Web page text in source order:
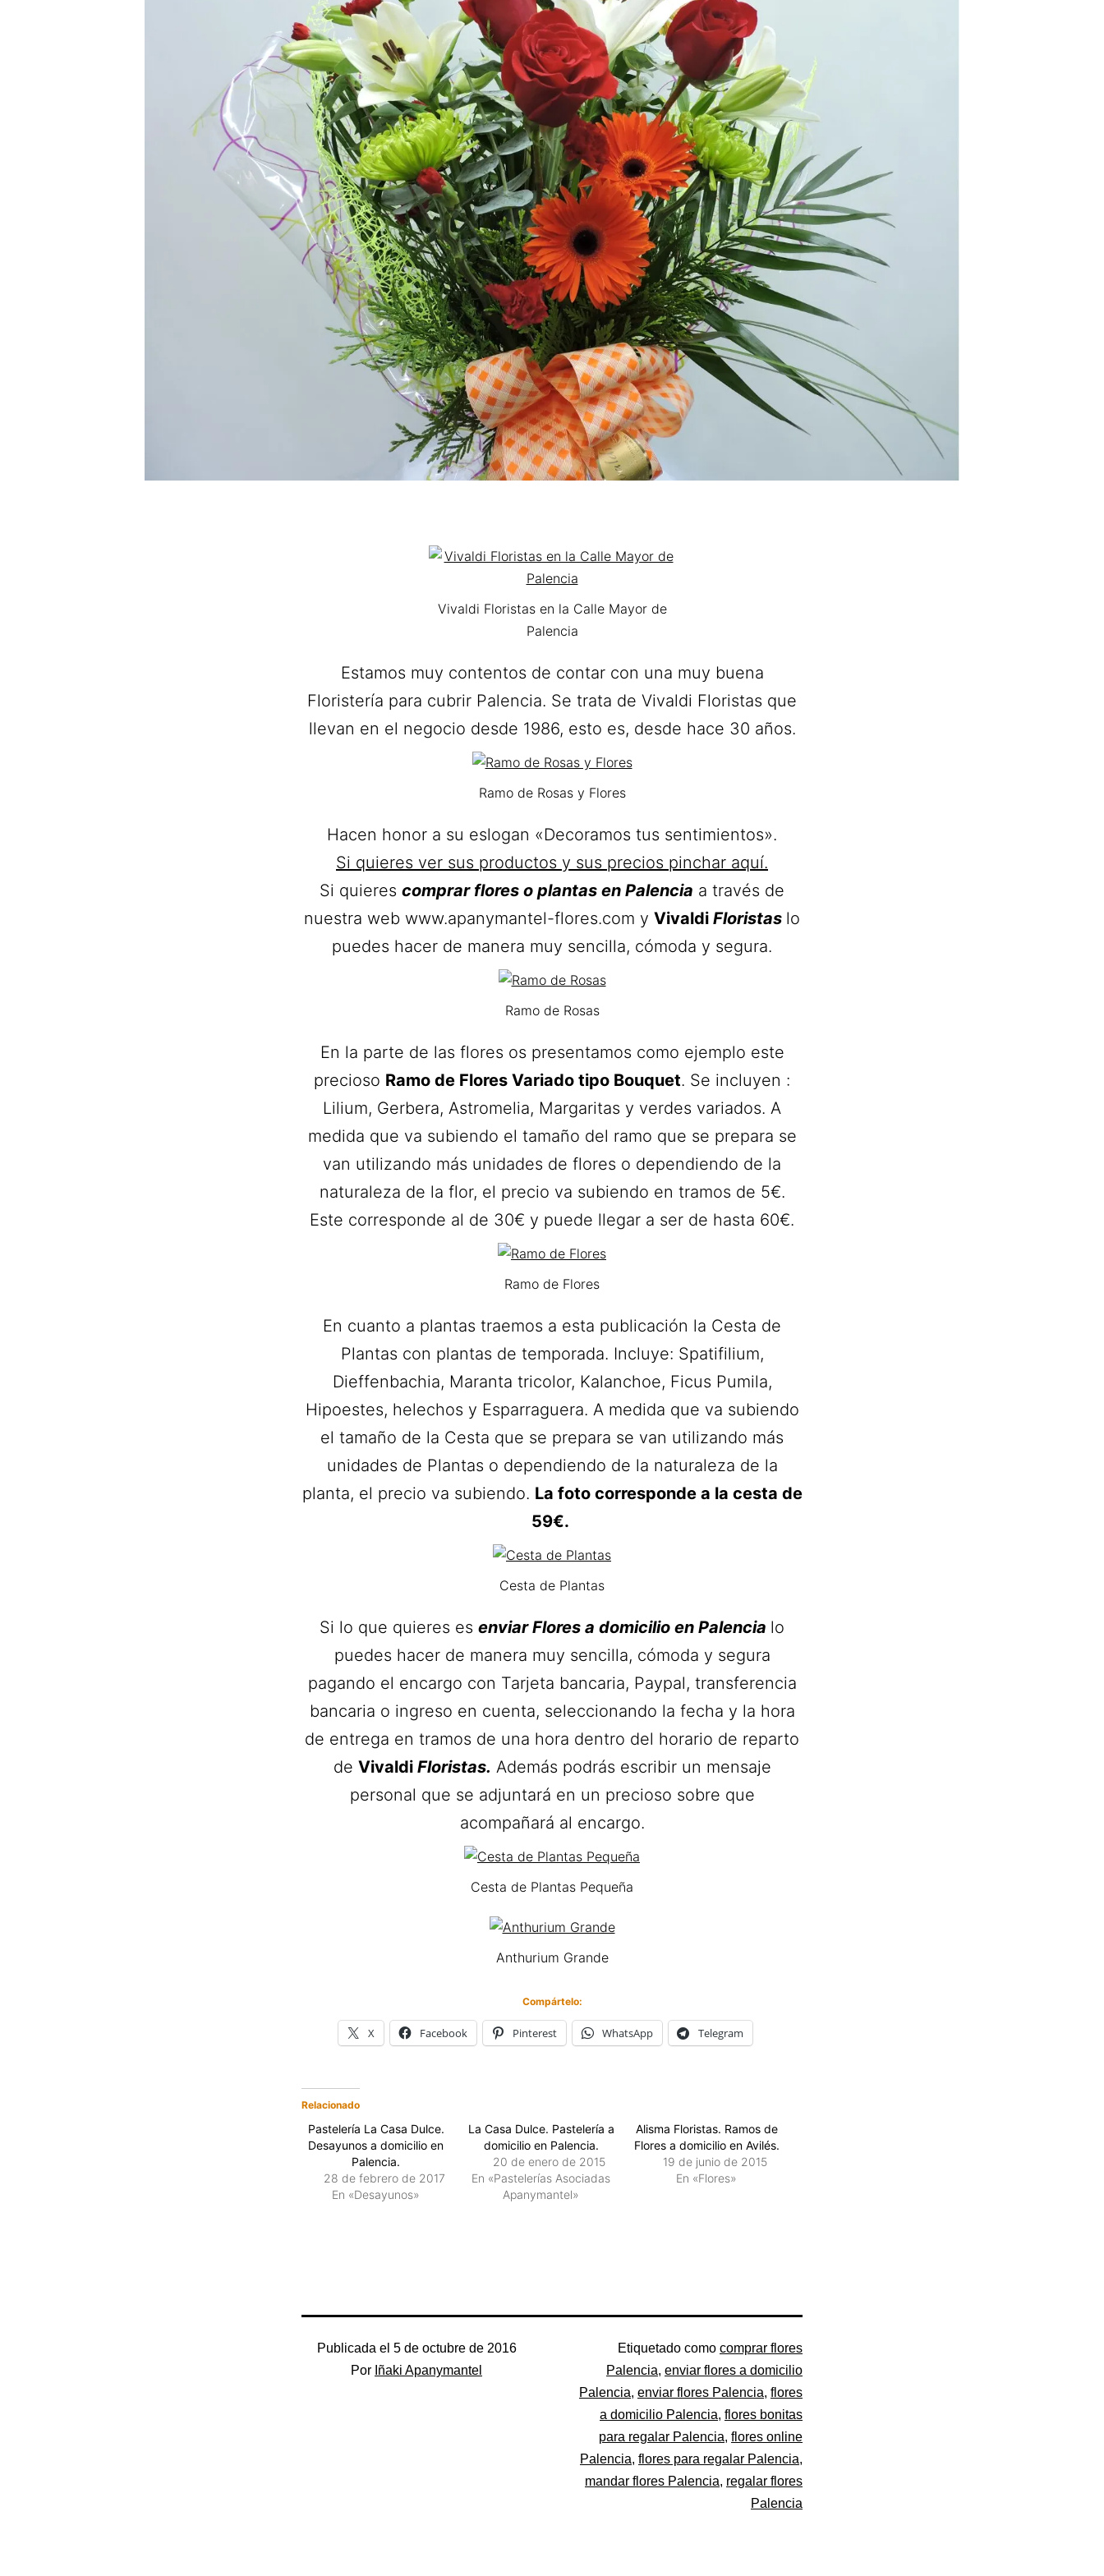
Vivaldi Floristas en la Calle Mayor de
Palencia
Estamos muy contentos de contar con una muy buena
Floristería para cubrir Palencia. Se trata de Vivaldi Floristas que
llevan en el negocio desde 1986, esto es, desde hace 30 años.
Ramo de Rosas y Flores
Hacen honor a su eslogan «Decoramos tus sentimientos».
Si quieres ver sus productos y sus precios pinchar aquí.
Si quieres comprar flores o plantas en Palencia a través de
nuestra web www.apanymantel-flores.com y Vivaldi Floristas lo
puedes hacer de manera muy sencilla, cómoda y segura.
Ramo de Rosas
En la parte de las flores os presentamos como ejemplo este
precioso Ramo de Flores Variado tipo Bouquet. Se incluyen :
Lilium, Gerbera, Astromelia, Margaritas y verdes variados. A
medida que va subiendo el tamaño del ramo que se prepara se
van utilizando más unidades de flores o dependiendo de la
naturaleza de la flor, el precio va subiendo en tramos de 5€.
Este corresponde al de 30€ y puede llegar a ser de hasta 60€.
Ramo de Flores
En cuanto a plantas traemos a esta publicación la Cesta de
Plantas con plantas de temporada. Incluye: Spatifilium,
Dieffenbachia, Maranta tricolor, Kalanchoe, Ficus Pumila,
Hipoestes, helechos y Esparraguera. A medida que va subiendo
el tamaño de la Cesta que se prepara se van utilizando más
unidades de Plantas o dependiendo de la naturaleza de la
planta, el precio va subiendo. La foto corresponde a la cesta de
59€.
Cesta de Plantas
Si lo que quieres es enviar Flores a domicilio en Palencia lo
puedes hacer de manera muy sencilla, cómoda y segura
pagando el encargo con Tarjeta bancaria, Paypal, transferencia
bancaria o ingreso en cuenta, seleccionando la fecha y la hora
de entrega en tramos de una hora dentro del horario de reparto
de Vivaldi Floristas. Además podrás escribir un mensaje
personal que se adjuntará en un precioso sobre que
acompañará al encargo.
Cesta de Plantas Pequeña
Anthurium Grande
Compártelo:
X Facebook Pinterest WhatsApp Telegram
Relacionado
Pastelería La Casa Dulce.
Desayunos a domicilio en
Palencia.
28 de febrero de 2017
En «Desayunos»
La Casa Dulce. Pastelería a
domicilio en Palencia.
20 de enero de 2015
En «Pastelerías Asociadas
Apanymantel»
Alisma Floristas. Ramos de
Flores a domicilio en Avilés.
19 de junio de 2015
En «Flores»
Publicada el 5 de octubre de 2016
Por Iñaki Apanymantel
Categorizado
Flores
Etiquetado como comprar flores
Palencia, enviar flores a domicilio
Palencia, enviar flores Palencia, flores
a domicilio Palencia, flores bonitas
para regalar Palencia, flores online
Palencia, flores para regalar Palencia,
mandar flores Palencia, regalar flores
Palencia